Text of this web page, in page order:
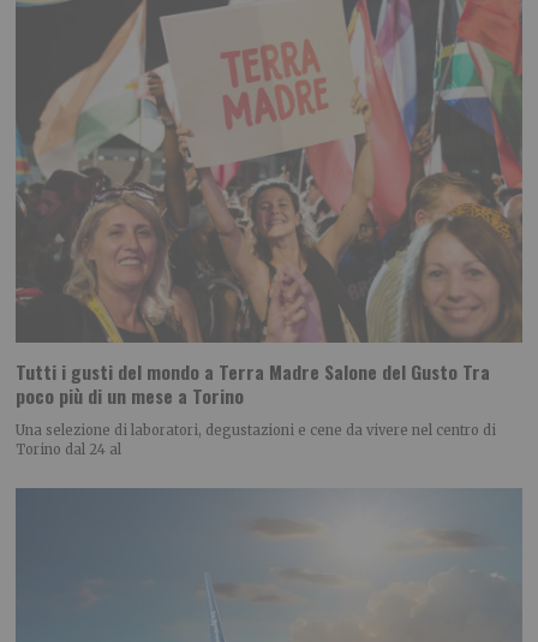
Tutti i gusti del mondo a Terra Madre Salone del Gusto Tra
poco più di un mese a Torino
Una selezione di laboratori, degustazioni e cene da vivere nel centro di
Torino dal 24 al